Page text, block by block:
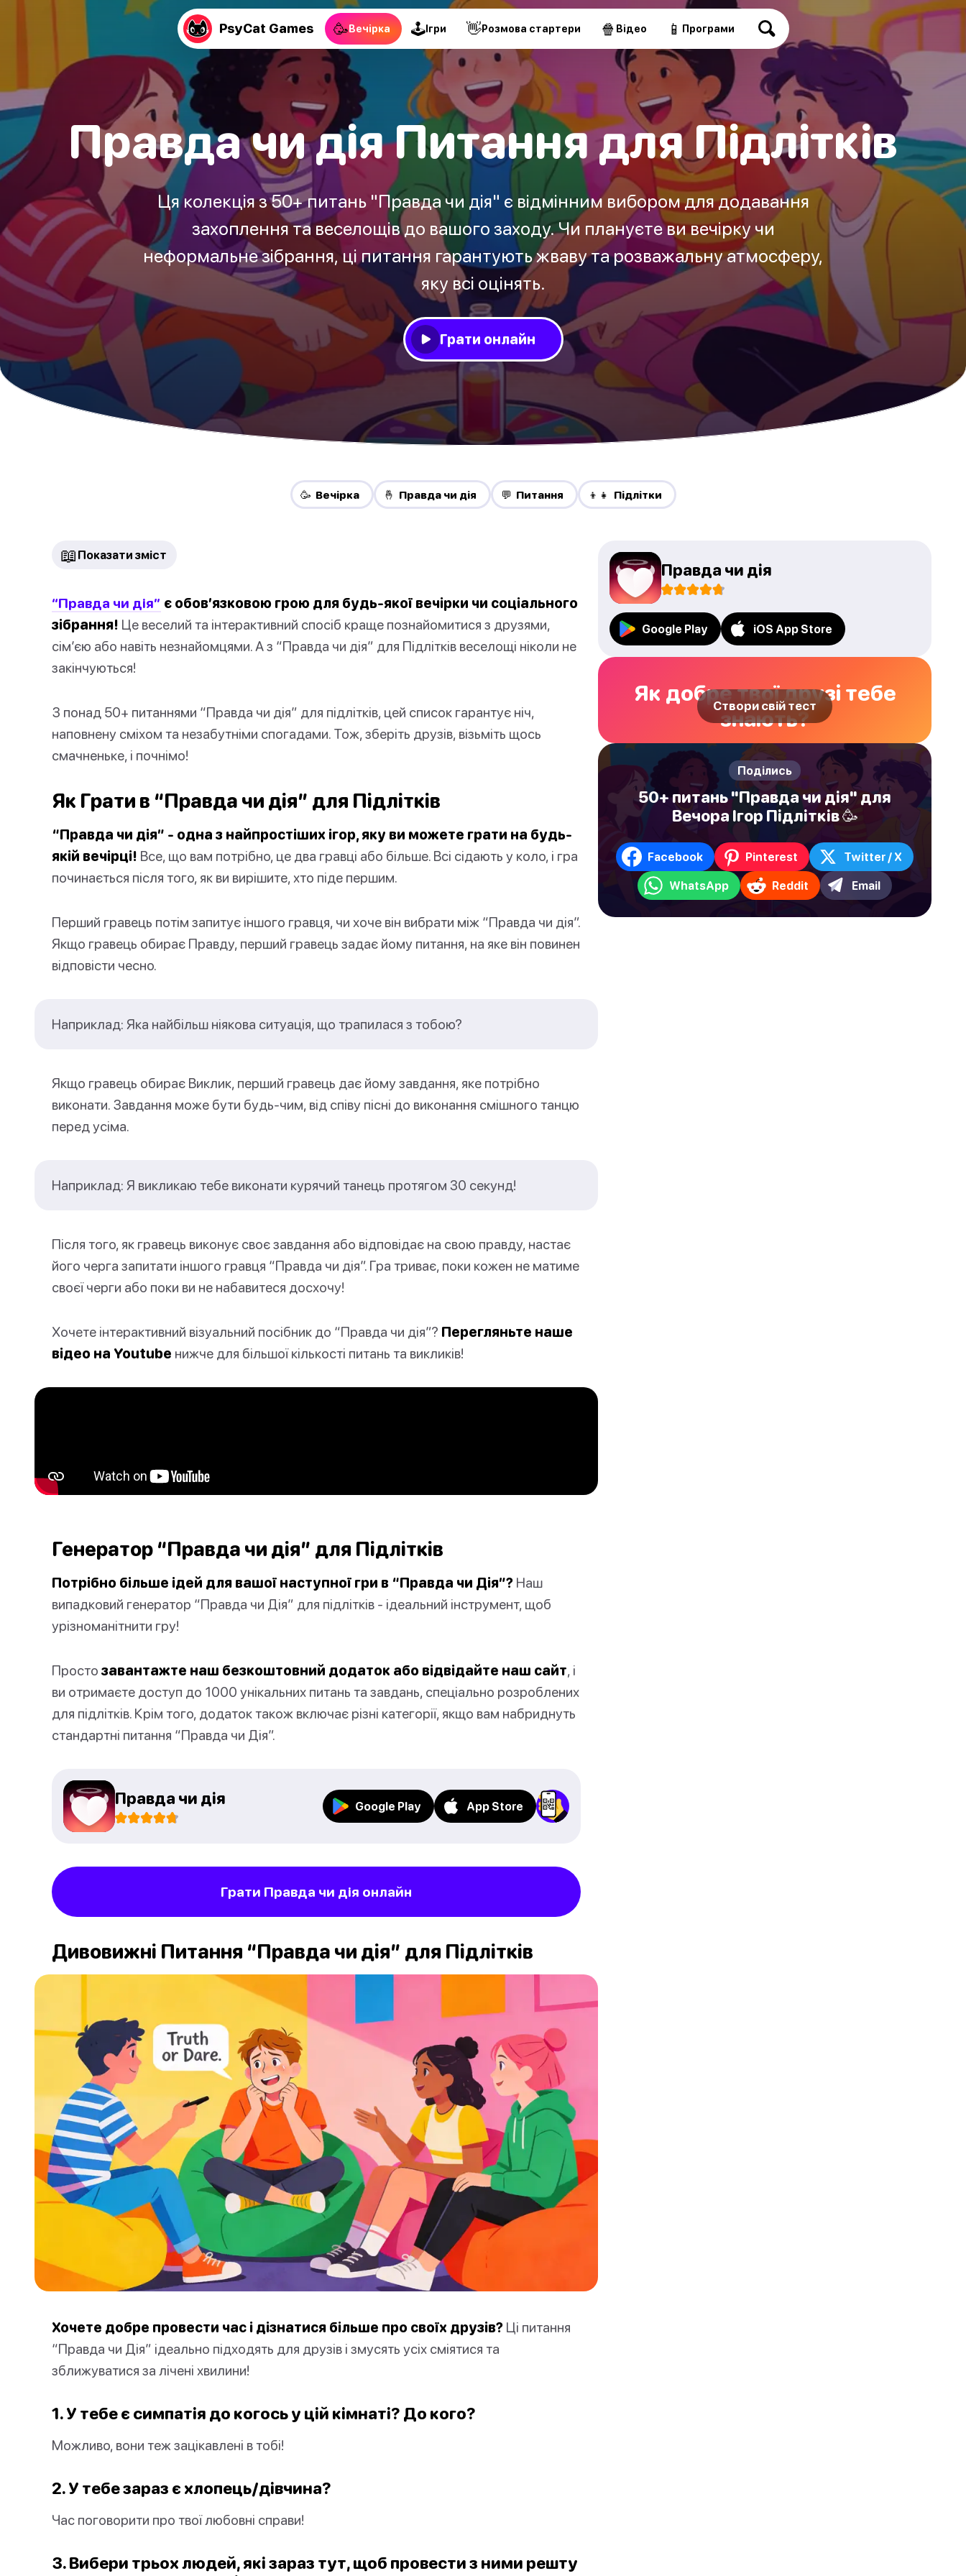
PsyCat Games 🥳Вечірка 🕹Ігри 👋Pозмова стартери 🍿 Відео 📱 Програми
Правда чи дія Питання для Підлітків
Ця колекція з 50+ питань "Правда чи дія" є відмінним вибором для додавання
захоплення та веселощів до вашого заходу. Чи плануєте ви вечірку чи
неформальне зібрання, ці питання гарантують жваву та розважальну атмосферу,
яку всі оцінять.
Грати онлайн
🥳 Вечірка 🤞 Правда чи дія 💬 Питання 👦👧 Підлітки
📖 Показати зміст
“Правда чи дія” є обов’язковою грою для будь-якої вечірки чи соціального
зібрання! Це веселий та інтерактивний спосіб краще познайомитися з друзями,
сім’єю або навіть незнайомцями. А з “Правда чи дія” для Підлітків веселощі ніколи не
закінчуються!
З понад 50+ питаннями “Правда чи дія” для підлітків, цей список гарантує ніч,
наповнену сміхом та незабутніми спогадами. Тож, зберіть друзів, візьміть щось
смачненьке, і почнімо!
Як Грати в “Правда чи дія” для Підлітків
“Правда чи дія” - одна з найпростіших ігор, яку ви можете грати на будь-
якій вечірці! Все, що вам потрібно, це два гравці або більше. Всі сідають у коло, і гра
починається після того, як ви вирішите, хто піде першим.
Перший гравець потім запитує іншого гравця, чи хоче він вибрати між “Правда чи дія”.
Якщо гравець обирає Правду, перший гравець задає йому питання, на яке він повинен
відповісти чесно.
Наприклад: Яка найбільш ніякова ситуація, що трапилася з тобою?
Якщо гравець обирає Виклик, перший гравець дає йому завдання, яке потрібно
виконати. Завдання може бути будь-чим, від співу пісні до виконання смішного танцю
перед усіма.
Наприклад: Я викликаю тебе виконати курячий танець протягом 30 секунд!
Після того, як гравець виконує своє завдання або відповідає на свою правду, настає
його черга запитати іншого гравця “Правда чи дія”. Гра триває, поки кожен не матиме
своєї черги або поки ви не набавитеся досхочу!
Хочете інтерактивний візуальний посібник до “Правда чи дія”? Перегляньте наше
відео на Youtube нижче для більшої кількості питань та викликів!
Генератор “Правда чи дія” для Підлітків
Потрібно більше ідей для вашої наступної гри в “Правда чи Дія”? Наш
випадковий генератор “Правда чи Дія” для підлітків - ідеальний інструмент, щоб
урізноманітнити гру!
Просто завантажте наш безкоштовний додаток або відвідайте наш сайт, і
ви отримаєте доступ до 1000 унікальних питань та завдань, спеціально розроблених
для підлітків. Крім того, додаток також включає різні категорії, якщо вам набриднуть
стандартні питання “Правда чи Дія”.
Правда чи дія Google Play App Store
Грати Правда чи дія онлайн
Дивовижні Питання “Правда чи дія” для Підлітків
Хочете добре провести час і дізнатися більше про своїх друзів? Ці питання
“Правда чи Дія” ідеально підходять для друзів і змусять усіх сміятися та
зближуватися за лічені хвилини!
1. У тебе є симпатія до когось у цій кімнаті? До кого?
Можливо, вони теж зацікавлені в тобі!
2. У тебе зараз є хлопець/дівчина?
Час поговорити про твої любовні справи!
3. Вибери трьох людей, які зараз тут, щоб провести з ними решту
Правда чи дія
Google Play iOS App Store
Як добре твої друзі тебе
знають?
Створи свій тест
Поділись
50+ питань "Правда чи дія" для
Вечора Ігор Підлітків 🥳
Facebook Pinterest Twitter / X
WhatsApp Reddit Email